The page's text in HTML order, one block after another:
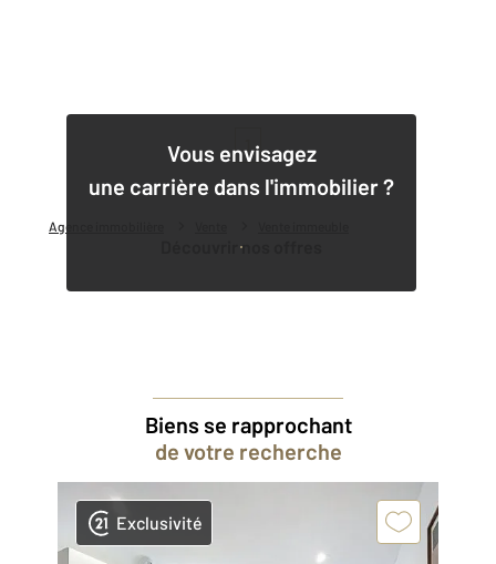
Agence immobilière
Vous envisagez
une carrière dans l'immobilier ?
Découvrir nos offres
Biens se rapprochant
de votre recherche
Exclusivité